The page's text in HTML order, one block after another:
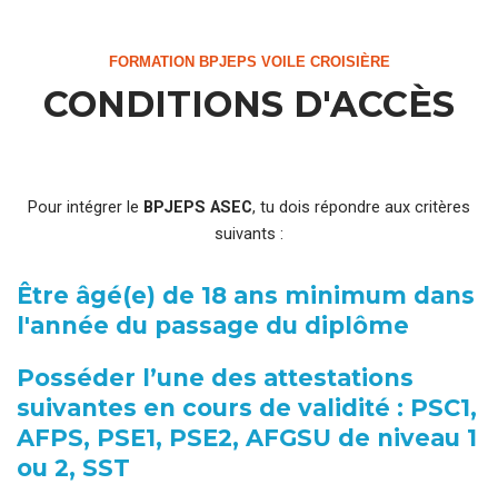
FORMATION BPJEPS VOILE CROISIÈRE
CONDITIONS D'ACCÈS
Pour intégrer le BPJEPS ASEC, tu dois répondre aux critères
suivants :
Être âgé(e) de 18 ans minimum dans
l'année du passage du diplôme
Posséder l’une des attestations
suivantes en cours de validité : PSC1,
AFPS, PSE1, PSE2, AFGSU de niveau 1
ou 2, SST